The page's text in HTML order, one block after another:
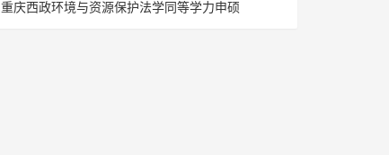
重庆西政环境与资源保护法学同等学力申硕